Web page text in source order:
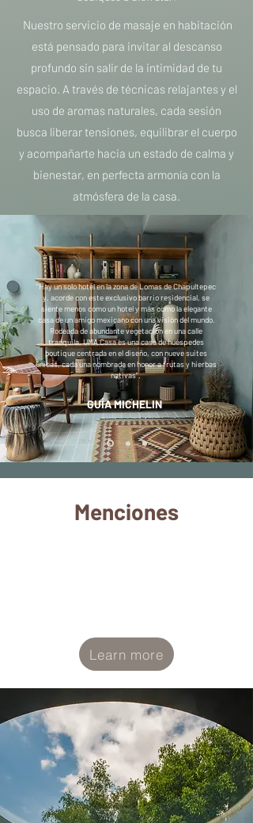
Nuestro servicio de masaje en habitación
está pensado para invitar al descanso
profundo sin salir de la intimidad de tu
espacio. A través de técnicas relajantes y el
uso de aromas naturales, cada sesión
busca liberar tensiones, equilibrar el cuerpo
y acompañarte hacia un estado de calma y
bienestar, en perfecta armonía con la
atmósfera de la casa.
"Hay un solo hotel en la zona de Lomas de Chapultepec
y, acorde con este exclusivo barrio residencial, se
siente menos como un hotel y más como la elegante
casa de un amigo mexicano con una visión del mundo.
Rodeada de abundante vegetación en una calle
tranquila, UMA Casa es una casa de huéspedes
boutique centrada en el diseño, con nueve suites
únicas, cada una nombrada en honor a frutas y hierbas
nativas".
GUÍA MICHELIN
Menciones
Learn more